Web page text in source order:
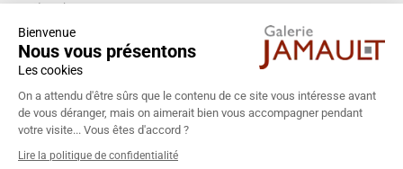
Bienvenue
Nous vous présentons
Les cookies
On a attendu d'être sûrs que le contenu de ce site vous intéresse avant
de vous déranger, mais on aimerait bien vous accompagner pendant
votre visite... Vous êtes d'accord ?
Lire la politique de confidentialité
19 rue des Blancs Manteaux
75004 PARIS
+33 (0)1 42 74 13 85
galeriejamault@gmail.com